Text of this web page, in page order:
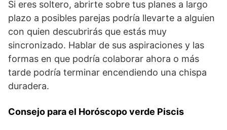
Si eres soltero, abrirte sobre tus planes a largo
plazo a posibles parejas podría llevarte a alguien
con quien descubrirás que estás muy
sincronizado. Hablar de sus aspiraciones y las
formas en que podría colaborar ahora o más
tarde podría terminar encendiendo una chispa
duradera.
Consejo para el Horóscopo verde Piscis